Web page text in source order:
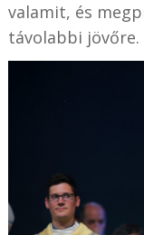
valamit, és
távolabbi jövőre.